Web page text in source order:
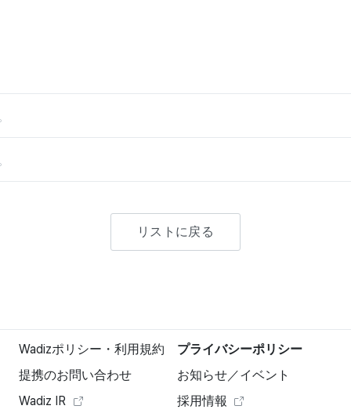
リストに戻る
Wadizポリシー・利用規約
プライバシーポリシー
提携のお問い合わせ
お知らせ／イベント
Wadiz IR
採用情報